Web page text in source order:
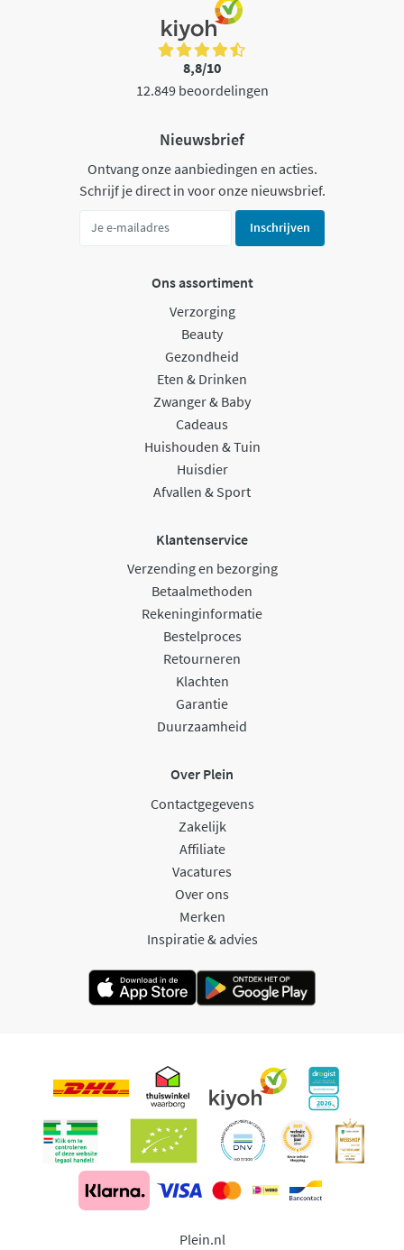
8,8/10
12.849 beoordelingen
Nieuwsbrief
Ontvang onze aanbiedingen en acties.
Schrijf je direct in voor onze nieuwsbrief.
Inschrijven
Ons assortiment
Verzorging
Beauty
Gezondheid
Eten & Drinken
Zwanger & Baby
Cadeaus
Huishouden & Tuin
Huisdier
Afvallen & Sport
Klantenservice
Verzending en bezorging
Betaalmethoden
Rekeninginformatie
Bestelproces
Retourneren
Klachten
Garantie
Duurzaamheid
Over Plein
Contactgegevens
Zakelijk
Affiliate
Vacatures
Over ons
Merken
Inspiratie & advies
Plein.nl